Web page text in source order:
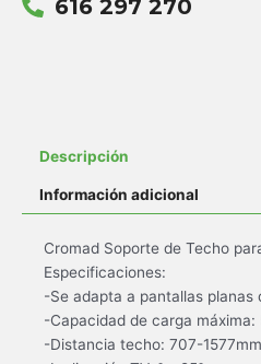
616 297 270
Descripción
Información adicional
Cromad Soporte de Techo
Especificaciones:
-Se adapta a pantallas planas
-Capacidad de carga máxima:
-Distancia techo: 707-1577mm